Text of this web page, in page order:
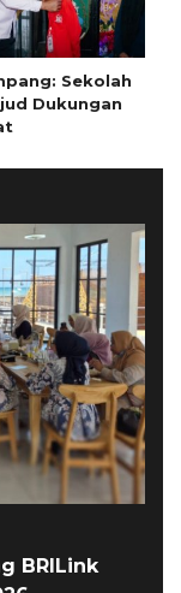
Sekolah
Dukungan
BRILink